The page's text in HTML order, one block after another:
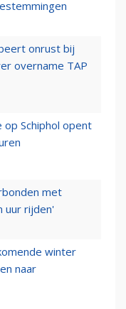
onrust bij
overname TAP
op Schiphol opent
met
uur rijden'
winter
naar